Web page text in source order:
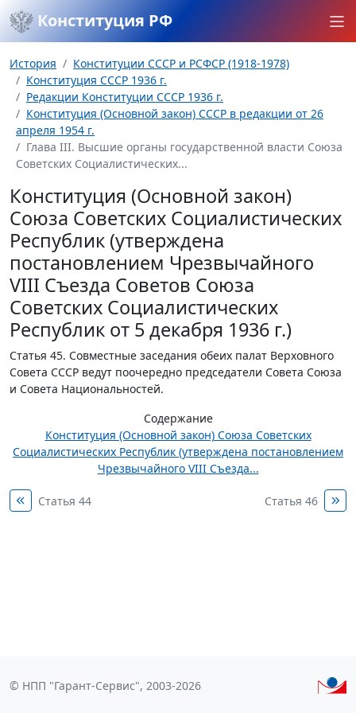
Конституция РФ
История
Конституции СССР и РСФСР (1918-1978)
Конституция СССР 1936 г.
Редакции Конституции СССР 1936 г.
Конституция (Основной закон) СССР в редакции от 26
апреля 1954 г.
Глава III. Высшие органы государственной власти Союза
Советских Социалистических...
Конституция (Основной закон)
Союза Советских Социалистических
Республик (утверждена
постановлением Чрезвычайного
VIII Съезда Советов Союза
Советских Социалистических
Республик от 5 декабря 1936 г.)
Статья 45. Совместные заседания обеих палат Верховного
Совета СССР ведут поочередно председатели Совета Союза
и Совета Национальностей.
Содержание
Конституция (Основной закон) Союза Советских
Социалистических Республик (утверждена постановлением
Чрезвычайного VIII Съезда...
Статья 44 Статья 46
© НПП "Гарант-Сервис", 2003-2026